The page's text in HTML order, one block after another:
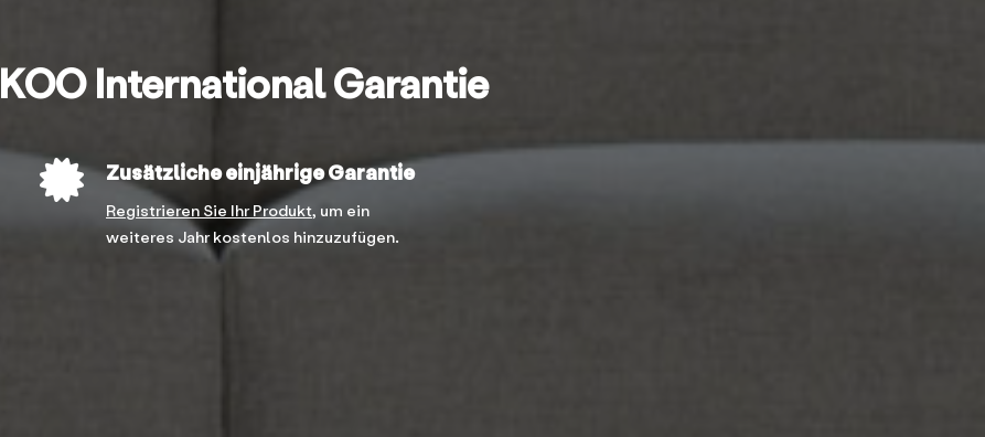
KOO International Garantie
Zusätzliche einjährige Garantie
Registrieren Sie Ihr Produkt, um ein
weiteres Jahr kostenlos hinzuzufügen.